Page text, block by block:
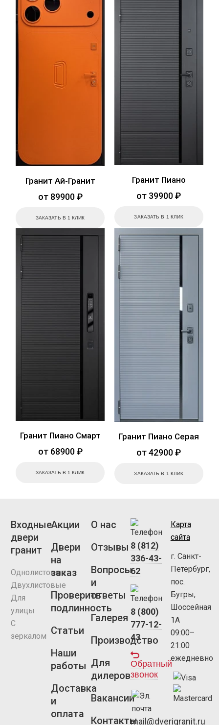
Гранит Ай-Гранит
от 89900 ₽
ЗАКАЗАТЬ В 1 КЛИК
Гранит Пиано
от 39900 ₽
ЗАКАЗАТЬ В 1 КЛИК
Гранит Пиано Смарт
от 68900 ₽
ЗАКАЗАТЬ В 1 КЛИК
Гранит Пиано Серая
от 42900 ₽
ЗАКАЗАТЬ В 1 КЛИК
Входные
двери
гранит
Однолистовые
Двухлистовые
Для
улицы
С
зеркалом
Акции
Двери
на
заказ
Проверить
подлинность
Статьи
Наши
работы
Доставка
и
оплата
О нас
Отзывы
Вопросы
и
ответы
Галерея
Производство
Для
дилеров
Вакансии
Контакты
8 (812)
336-43-
62
8 (800)
777-12-
43
Обратный
звонок
mail@dverigranit.ru
Карта
сайта
г. Санкт-
Петербург,
пос.
Бугры,
Шоссейная
1А
09:00–
21:00
ежедневно